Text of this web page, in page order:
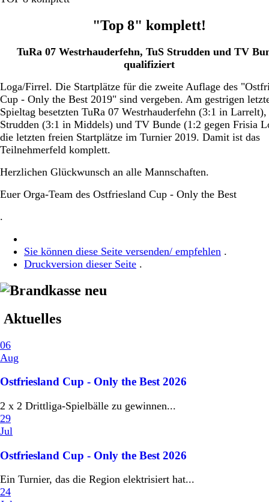
"Top 8" komplett!
TuRa 07 Westrhauderfehn, TuS Strudden und TV
qualifiziert
Loga/Firrel. Die Startplätze für die zweite Auflage des
Cup - Only the Best 2019" sind vergeben. Am gestrigen
Spieltag besetzten TuRa 07 Westrhauderfehn (3:1 in Larrelt),
Strudden (3:1 in Middels) und TV Bunde (1:2 gegen Frisia
die letzten freien Startplätze im Turnier 2019. Damit ist das
Teilnehmerfeld komplett.
Herzlichen Glückwunsch an alle Mannschaften.
Euer Orga-Team des Ostfriesland Cup - Only the Best
.
Sie können diese Seite versenden/ empfehlen .
Druckversion dieser Seite .
Aktuelles
06
Aug
Ostfriesland Cup - Only the Best 2026
2 x 2 Drittliga-Spielbälle zu gewinnen...
29
Jul
Ostfriesland Cup - Only the Best 2026
Ein Turnier, das die Region elektrisiert hat...
24